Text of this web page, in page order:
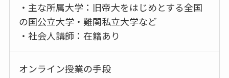
・主な所属大学：旧帝大をはじめとする全国
の国公立大学・難関私立大学など
・社会人講師：在籍あり
オンライン授業の手段